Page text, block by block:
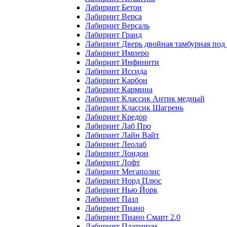
Лабиринт Бетон
Лабиринт Верса
Лабиринт Версаль
Лабиринт Гранд
Лабиринт Дверь двойная тамбурная под
Лабиринт Имперо
Лабиринт Инфинити
Лабиринт Иссида
Лабиринт Карбон
Лабиринт Кармина
Лабиринт Классик Антик медный
Лабиринт Классик Шагрень
Лабиринт Кредор
Лабиринт Лаб Про
Лабиринт Лайн Вайт
Лабиринт Леолаб
Лабиринт Лондон
Лабиринт Лофт
Лабиринт Мегаполис
Лабиринт Норд Плюс
Лабиринт Нью Йорк
Лабиринт Пазл
Лабиринт Пиано
Лабиринт Пиано Смарт 2.0